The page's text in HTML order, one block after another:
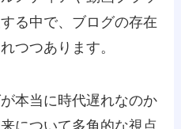
る中で、ブログの存在
つつあります。
本当に時代遅れなのか